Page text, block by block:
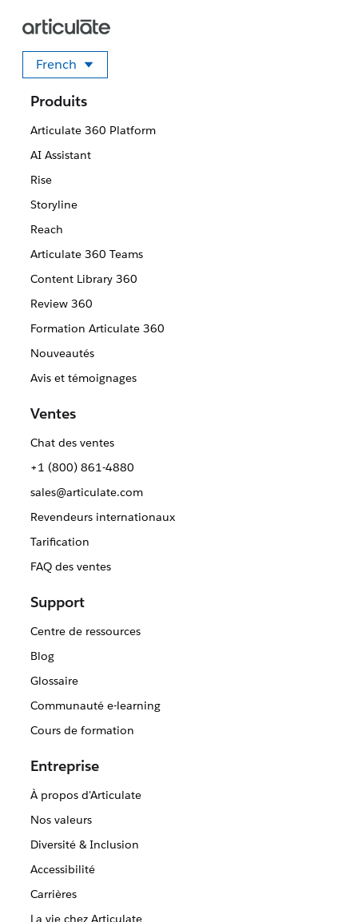
French
Sélectionner votre langue
Produits
Articulate 360 Platform
AI Assistant
Rise
Storyline
Reach
Articulate 360 Teams
Content Library 360
Review 360
Formation Articulate 360
Nouveautés
Avis et témoignages
Ventes
Chat des ventes
+1 (800) 861-4880
sales@articulate.com
Revendeurs internationaux
Tarification
FAQ des ventes
Support
Centre de ressources
Blog
Glossaire
Communauté e-learning
Cours de formation
Entreprise
À propos d'Articulate
Nos valeurs
Diversité & Inclusion
Accessibilité
Carrières
La vie chez Articulate